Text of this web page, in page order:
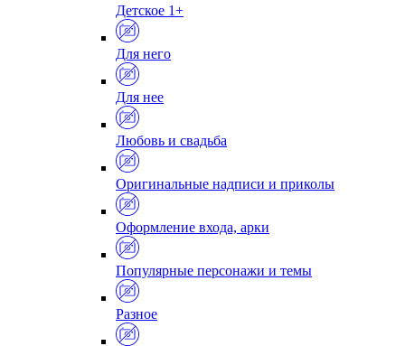
Детское 1+
Для него
Для нее
Любовь и свадьба
Оригинальные надписи и приколы
Оформление входа, арки
Популярные персонажи и темы
Разное